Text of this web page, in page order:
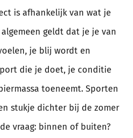
is afhankelijk van wat je
geldt dat je je van
je blij wordt en
die je doet, je conditie
toeneemt. Sporten
stukje dichter bij de zomer
vraag: binnen of buiten?